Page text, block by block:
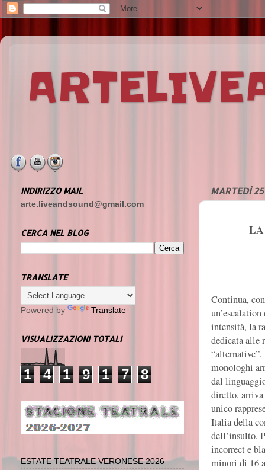
MARTEDÌ
Continua, con
un’escalation
intensità, la
dedicata alle
“alternative”.
monologhi
dal
diretto,
unico
Italia della
dell’insulto.
incorrect e
minori di 16
INDIRIZZO MAIL
arte.liveandsound@gmail.com
CERCA NEL BLOG
TRANSLATE
Powered by Translate
VISUALIZZAZIONI TOTALI
1 4 1 9 1 7 8
ESTATE TEATRALE VERONESE 2026